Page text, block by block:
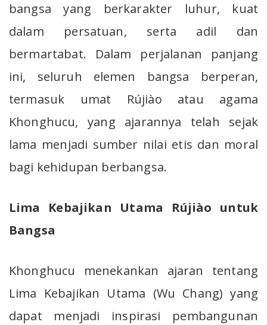
bangsa yang berkarakter luhur, kuat
dalam persatuan, serta adil dan
bermartabat. Dalam perjalanan panjang
ini, seluruh elemen bangsa berperan,
termasuk umat Rújiào atau agama
Khonghucu, yang ajarannya telah sejak
lama menjadi sumber nilai etis dan moral
bagi kehidupan berbangsa.
Lima Kebajikan Utama Rújiào untuk
Bangsa
Khonghucu menekankan ajaran tentang
Lima Kebajikan Utama (Wu Chang) yang
dapat menjadi inspirasi pembangunan